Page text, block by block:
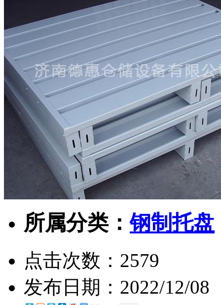
所属分类：钢制托盘
点击次数： 2579
发布日期： 2022/12/08